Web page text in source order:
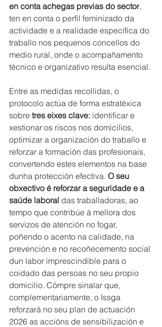
en conta achegas previas do sector,
ten en conta o perfil feminizado da
actividade e a realidade específica do
traballo nos pequenos concellos do
medio rural, onde o acompañamento
técnico e organizativo resulta esencial.
Entre as medidas recollidas, o
protocolo actúa de forma estratéxica
sobre tres eixes clave: identificar e
xestionar os riscos nos domicilios,
optimizar a organización do traballo e
reforzar a formación das profesionais,
convertendo estes elementos na base
dunha protección efectiva. O seu
obxectivo é reforzar a seguridade e a
saúde laboral das traballadoras, ao
tempo que contribúe á mellora dos
servizos de atención no fogar,
poñendo o acento na calidade, na
prevención e no recoñecemento social
dun labor imprescindible para o
coidado das persoas no seu propio
domicilio. Cómpre sinalar que,
complementariamente, o Issga
reforzará no seu plan de actuación
2026 as accións de sensibilización e